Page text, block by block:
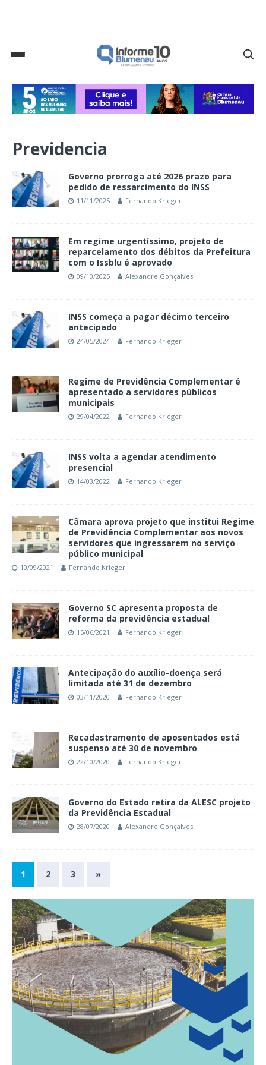
Previdencia
Governo prorroga até 2026 prazo para
pedido de ressarcimento do INSS
11/11/2025 Fernando Krieger
Em regime urgentíssimo, projeto de
reparcelamento dos débitos da Prefeitura
com o Issblu é aprovado
09/10/2025 Alexandre Gonçalves
INSS começa a pagar décimo terceiro
antecipado
24/05/2024 Fernando Krieger
Regime de Previdência Complementar é
apresentado a servidores públicos
municipais
29/04/2022 Fernando Krieger
INSS volta a agendar atendimento
presencial
14/03/2022 Fernando Krieger
Câmara aprova projeto que institui Regime
de Previdência Complementar aos novos
servidores que ingressarem no serviço
público municipal
10/09/2021 Fernando Krieger
Governo SC apresenta proposta de
reforma da previdência estadual
15/06/2021 Fernando Krieger
Antecipação do auxílio-doença será
limitada até 31 de dezembro
03/11/2020 Fernando Krieger
Recadastramento de aposentados está
suspenso até 30 de novembro
22/10/2020 Fernando Krieger
Governo do Estado retira da ALESC projeto
da Previdência Estadual
28/07/2020 Alexandre Gonçalves
1 2 3 »